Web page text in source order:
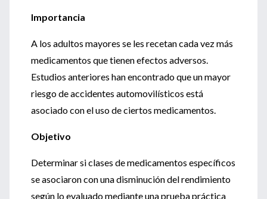
Importancia
A los adultos mayores se les recetan cada vez más
medicamentos que tienen efectos adversos.
Estudios anteriores han encontrado que un mayor
riesgo de accidentes automovilísticos está
asociado con el uso de ciertos medicamentos.
Objetivo
Determinar si clases de medicamentos específicos
se asociaron con una disminución del rendimiento
según lo evaluado mediante una prueba práctica